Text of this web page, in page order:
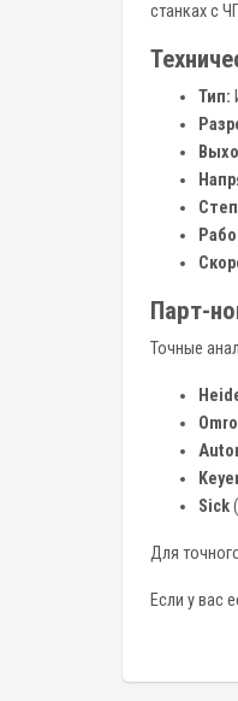
станках с
Тип:
Парт-
Точные
Sick
Для
Если у вас